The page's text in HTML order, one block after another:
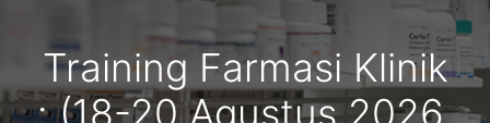
Training Farmasi Klinik